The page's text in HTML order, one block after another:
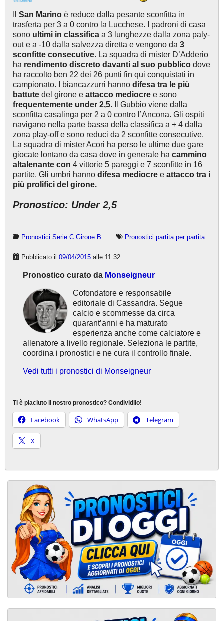
San Marino è reduce dalla pesante sconfitta in
trasferta per 3 a 0 contro la Lucchese. I padroni di casa
sono ultimi in classifica a 3 lunghezze dalla zona paly-
out e a -10 dalla salvezza diretta e vengono da 3
sconfitte consecutive. La squadra di mister D’Adderio
ha rendimento discreto davanti al suo pubblico dove
ha raccolto ben 22 dei 26 punti fin qui conquistati in
campionato. I biancazzurri hanno difesa tra le più
battute del girone e attacco mediocre e sono
frequentemente under 2,5. Il Gubbio viene dalla
sconfitta casalinga per 2 a 0 contro l’Ancona. Gli ospiti
navigano nella parte bassa della classifica a + 4 dalla
zona play-off e sono reduci da 2 sconfitte consecutive.
La squadra di mister Acori ha perso le ultime due gare
giocate lontano da casa dove in generale ha cammino
altalenante con 4 vittorie 5 pareggi e 7 sconfitte in 16
partite. Gli umbri hanno difesa mediocre e attacco tra i
più prolifici del girone.
Pronostico: Under 2,5
Pronostici Serie C Girone B Pronostici partita per partita
Pubblicato il 09/04/2015 alle 11:32
Pronostico curato da Monseigneur
Cofondatore e responsabile
editoriale di Cassandra. Segue
calcio e scommesse da circa
quarant’anni e ha maturato
esperienza anche come calciatore e
allenatore a livello regionale. Seleziona le partite,
coordina i pronostici e ne cura il controllo finale.
Vedi tutti i pronostici di Monseigneur
Ti è piaciuto il nostro pronostico? Condividilo!
Facebook WhatsApp Telegram
X